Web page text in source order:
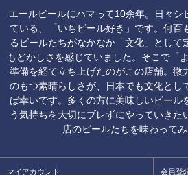
エールビールにハマって10余年。日々シ
ている、「いちビール好き」です。何百
るビールたちがなかなか「文化」として
もどかしさを感じていました。そこで「
準備を経て立ち上げたのがこの店舗。微
のもつ素晴らしさが、日本でも文化とし
ば幸いです。多くの方に美味しいビール
う気持ちを大切にブレずにやっていきた
店のビールたちを味わってみ
マイアカウント 会員登